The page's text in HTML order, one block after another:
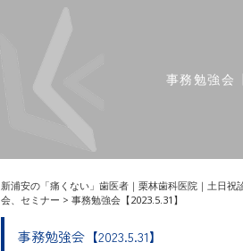
事務勉強会
新浦安の「痛くない」歯医者｜栗林歯科医院｜土日祝
会、セミナー > 事務勉強会【2023.5.31】
事務勉強会【2023.5.31】